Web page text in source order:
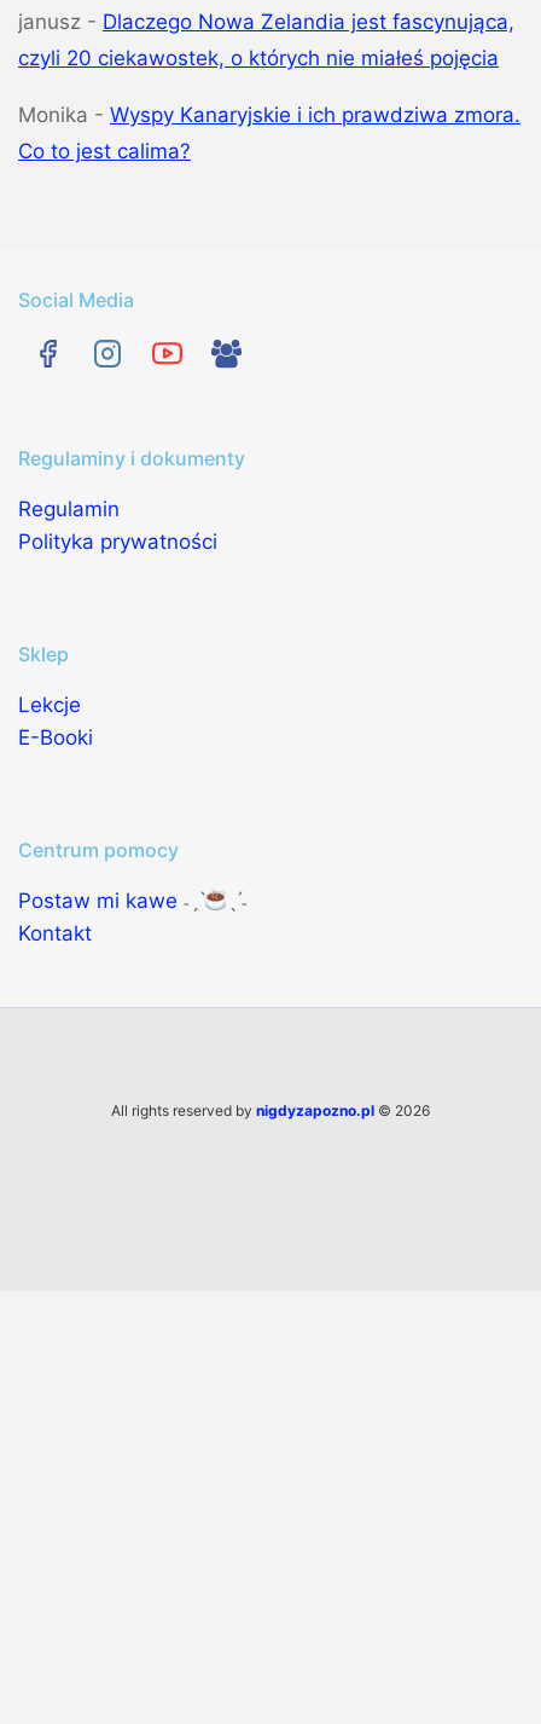
janusz - Dlaczego Nowa Zelandia jest fascynująca,
czyli 20 ciekawostek, o których nie miałeś pojęcia
Monika - Wyspy Kanaryjskie i ich prawdziwa zmora.
Co to jest calima?
Social Media
Regulaminy i dokumenty
Regulamin
Polityka prywatności
Sklep
Lekcje
E-Booki
Centrum pomocy
Postaw mi kawe ˗ˏˋ
ˎˊ˗
Kontakt
All rights reserved by nigdyzapozno.pl © 2026